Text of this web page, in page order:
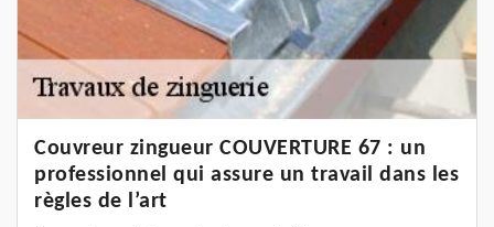
Couvreur zingueur COUVERTURE 67 : un
professionnel qui assure un travail dans les
règles de l’art